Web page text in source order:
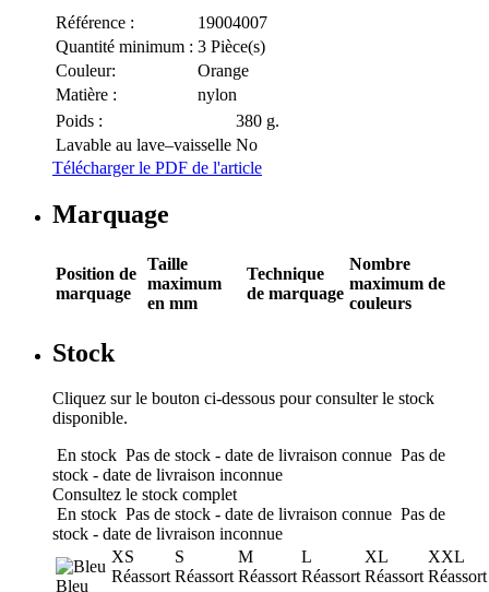
Référence :
19004007
Quantité minimum : 3 Pièce(s)
Couleur:
Orange
Matière :
nylon
Poids :
380 g.
Lavable au lave–vaisselle No
Télécharger le PDF de l'article
Marquage
Position de
marquage
Taille
maximum
en mm
Technique
de marquage
Nombre
maximum de
couleurs
Stock
Cliquez sur le bouton ci-dessous pour consulter le stock
disponible.
En stock Pas de stock - date de livraison connue Pas de
stock - date de livraison inconnue
Consultez le stock complet
En stock Pas de stock - date de livraison connue Pas de
stock - date de livraison inconnue
Bleu
XS
Réassort
S
Réassort
M
Réassort
L
Réassort
XL
Réassort
XXL
Réassort